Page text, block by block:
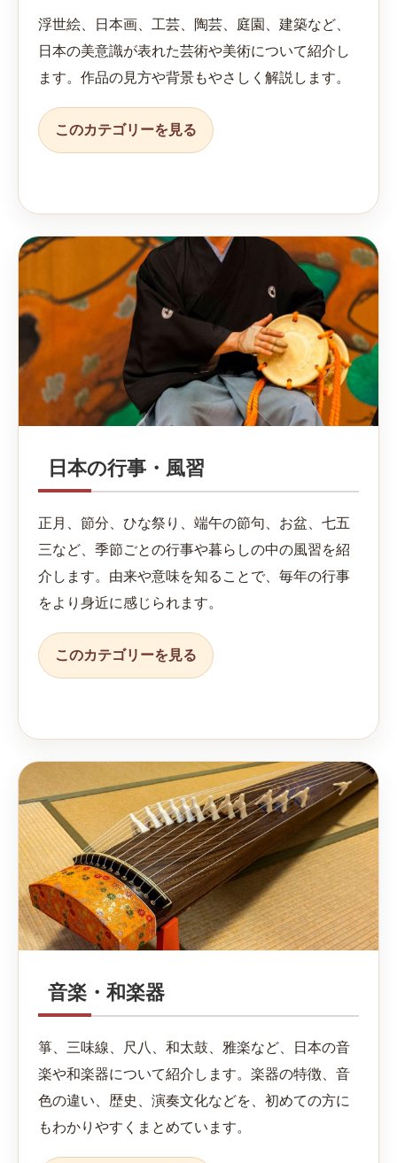
浮世絵、日本画、工芸、陶芸、庭園、建築など、
日本の美意識が表れた芸術や美術について紹介し
ます。作品の見方や背景もやさしく解説します。
このカテゴリーを見る
日本の行事・風習
正月、節分、ひな祭り、端午の節句、お盆、七五
三など、季節ごとの行事や暮らしの中の風習を紹
介します。由来や意味を知ることで、毎年の行事
をより身近に感じられます。
このカテゴリーを見る
音楽・和楽器
箏、三味線、尺八、和太鼓、雅楽など、日本の音
楽や和楽器について紹介します。楽器の特徴、音
色の違い、歴史、演奏文化などを、初めての方に
もわかりやすくまとめています。